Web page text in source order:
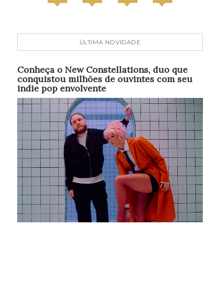
ÚLTIMA NOVIDADE
Conheça o New Constellations, duo que
conquistou milhões de ouvintes com seu
indie pop envolvente